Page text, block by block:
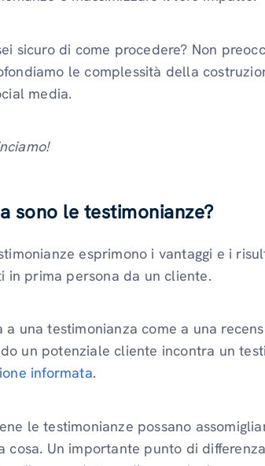
sicuro di come procedere? Non
le complessità della
media.
sono le testimonianze?
esprimono i vantaggi e i
in prima persona da un cliente.
a una testimonianza come a una
un potenziale cliente incontra un
informata.
le testimonianze possano
cosa. Un importante punto di